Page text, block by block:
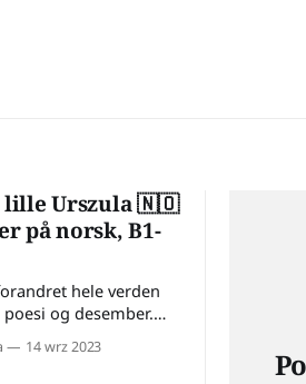
lille Urszula 🇳🇴
på norsk, B1-
hele verden
og desember.
(B1).
14 wrz 2023